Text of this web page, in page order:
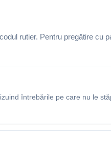
rutier. Pentru pregătire cu
întrebările pe care nu le